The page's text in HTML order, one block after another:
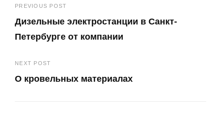
Навигация
по
PREVIOUS POST
Дизельные электростанции в Санкт-
Петербурге от компании
Post
NEXT POST
О кровельных материалах